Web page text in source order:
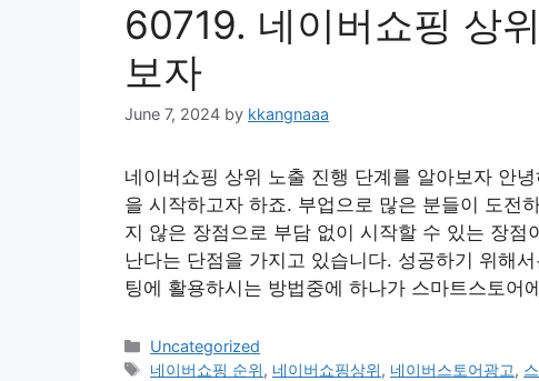
60719. 네이버쇼핑 상
보자
June 7, 2024 by kkangnaaa
네이버쇼핑 상위 노출 진행 단계를 알아보자 안
을 시작하고자 하죠. 부업으로 많은 분들이 도전
지 않은 장점으로 부담 없이 시작할 수 있는 장
난다는 단점을 가지고 있습니다. 성공하기 위해
팅에 활용하시는 방법중에 하나가 스마트스토어
Categories
Uncategorized
Tags
네이버쇼핑 순위, 네이버쇼핑상위, 네이버스토어광고,